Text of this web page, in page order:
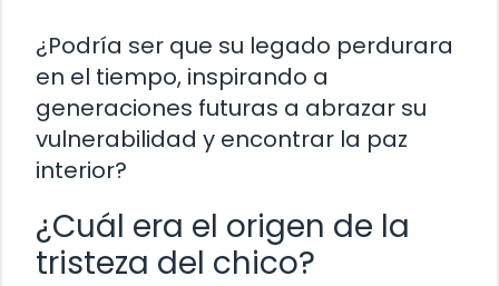
¿Podría ser que su legado perdurara
en el tiempo, inspirando a
generaciones futuras a abrazar su
vulnerabilidad y encontrar la paz
interior?
¿Cuál era el origen de la
tristeza del chico?